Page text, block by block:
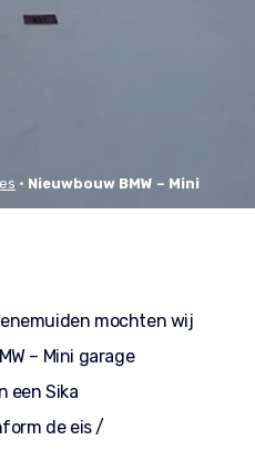
• Nieuwbouw BMW – Mini
mochten wij
– Mini garage
een Sika
de eis /